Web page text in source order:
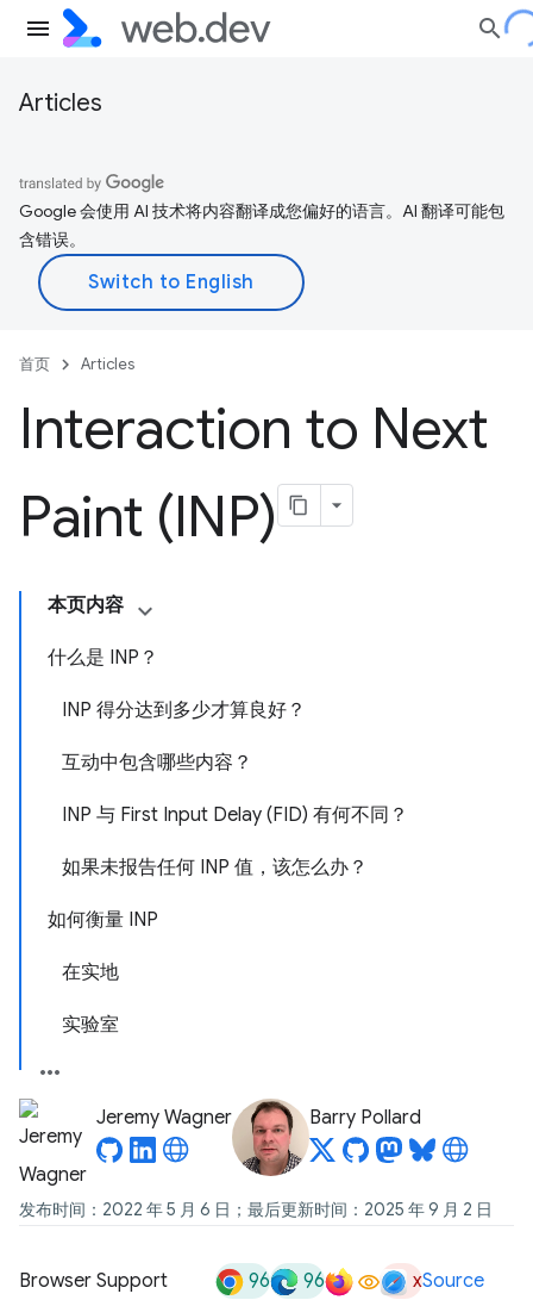
Articles
Google 会使用 AI 技术将内容翻译成您偏好的语言。AI 翻译可能包
含错误。
首页 Articles
Interaction to Next
Paint (INP)
本页内容
什么是 INP？
INP 得分达到多少才算良好？
互动中包含哪些内容？
INP 与 First Input Delay (FID) 有何不同？
如果未报告任何 INP 值，该怎么办？
如何衡量 INP
在实地
实验室
Jeremy Wagner Barry Pollard
发布时间：2022 年 5 月 6 日；最后更新时间：2025 年 9 月 2 日
Browser Support 96 96 xSource